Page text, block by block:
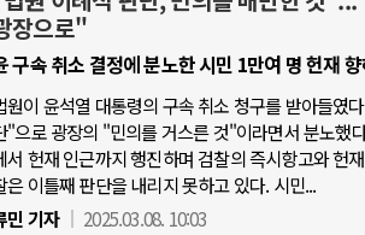
장으로"
구속 취소 결정에 분노한 시민 1만여 명 헌재
원이 윤석열 대통령의 구속 취소 청구를 받아들였
"으로 광장의 "민의를 거스른 것"이라면서 분노했
서 헌재 인근까지 행진하며 검찰의 즉시항고와 헌
은 이틀째 판단을 내리지 못하고 있다. 시민...
민 기자
2025.03.08. 10:03